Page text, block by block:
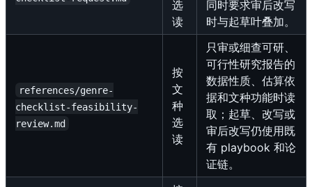
选
读
同时要求审后改写
时与起草叶叠加。
references/genre-
checklist-feasibility-
review.md
按
文
种
选
读
只审或细查可研、
可行性研究报告的
数据性质、估算依
据和文种功能时读
取；起草、改写或
审后改写仍使用既
有 playbook 和论
证链。